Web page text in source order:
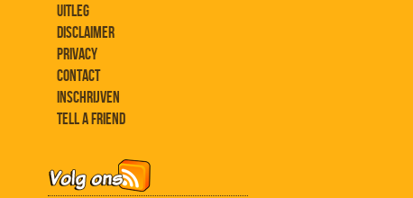
UITLEG
DISCLAIMER
PRIVACY
CONTACT
INSCHRIJVEN
TELL A FRIEND